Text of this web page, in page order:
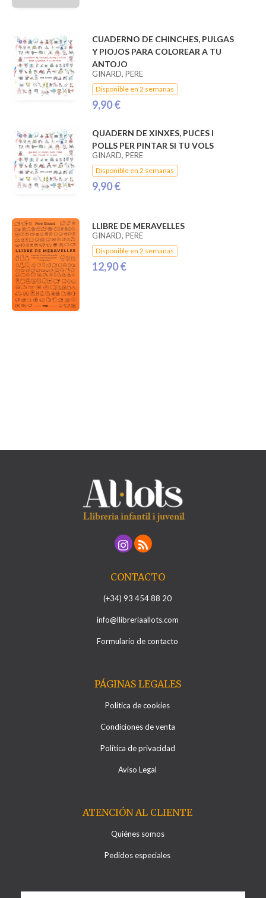
CUADERNO DE CHINCHES, PULGAS
Y PIOJOS PARA COLOREAR A TU
ANTOJO
GINARD, PERE
Disponible en 2 semanas
9,90 €
QUADERN DE XINXES, PUCES I
POLLS PER PINTAR SI TU VOLS
GINARD, PERE
Disponible en 2 semanas
9,90 €
LLIBRE DE MERAVELLES
GINARD, PERE
Disponible en 2 semanas
12,90 €
CONTACTO
(+34) 93 454 88 20
info@llibreriaallots.com
Formulario de contacto
PÁGINAS LEGALES
Política de cookies
Condiciones de venta
Política de privacidad
Aviso Legal
ATENCIÓN AL CLIENTE
Quiénes somos
Pedidos especiales